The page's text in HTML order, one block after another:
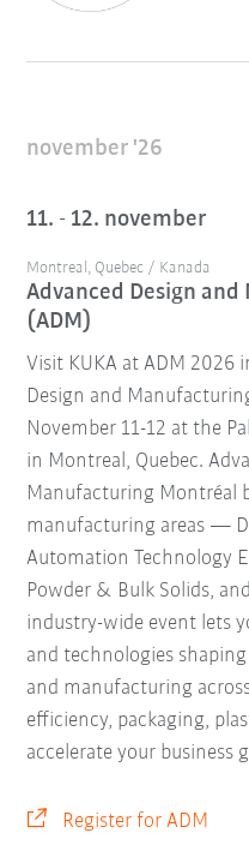
november '26
11. - 12. november
Montreal, Quebec / Kanada
Advanced Design
(ADM)
Visit KUKA at ADM 2026
Design and
November 11-12 at the
in Montreal, Quebec.
Manufacturing Montréal
manufacturing areas —
Automation Technology
Powder & Bulk Solids,
industry-wide event lets
and technologies
and manufacturing
efficiency, packaging,
accelerate your business
Register for ADM